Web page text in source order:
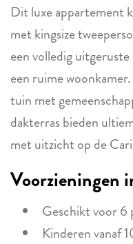
Dit luxe appartement
met kingsize
een volledig
een ruime
tuin met
dakterras bieden
met uitzicht op de
Voorzieningen
Geschikt voor 6
Kinderen vanaf